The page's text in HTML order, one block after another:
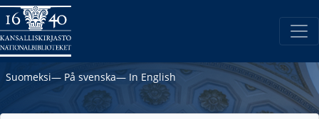
Suomeksi― På svenska― In English